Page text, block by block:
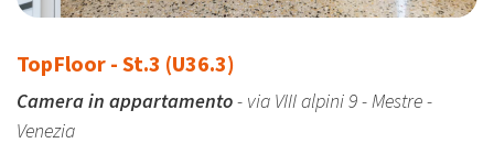
TopFloor - St.3 (U36.3)
Camera in appartamento- via VIII alpini 9 - Mestre -
Venezia